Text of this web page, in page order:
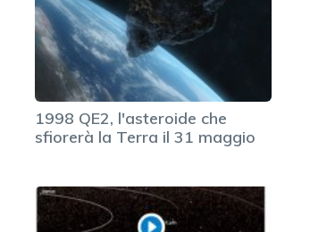
1998 QE2, l'asteroide che
sfiorerà la Terra il 31 maggio